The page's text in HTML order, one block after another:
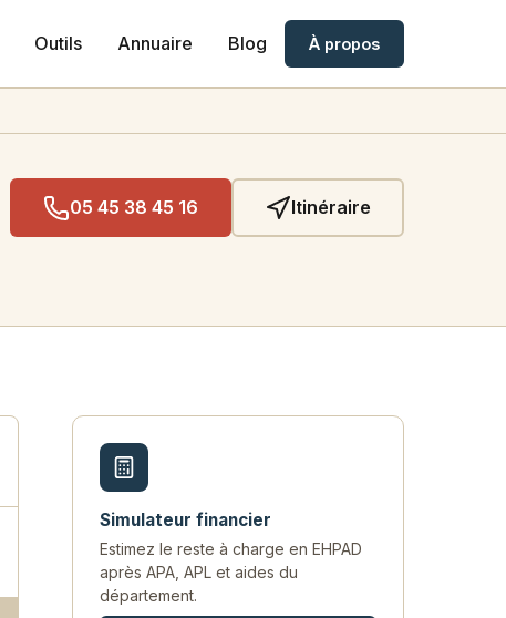
Outils Annuaire Blog À propos
05 45 38 45 16 Itinéraire
Simulateur financier
Estimez le reste à charge en EHPAD
après APA, APL et aides du
département.